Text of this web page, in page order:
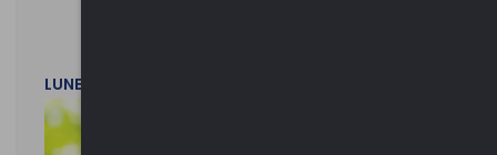
LUNEDì 20 LUGLIO 2026